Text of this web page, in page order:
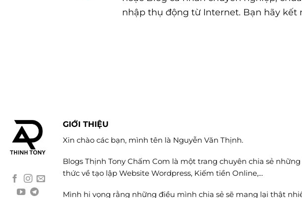
nhập thụ động từ Internet. Bạn hãy kết
GIỚI THIỆU
Xin chào các bạn, mình tên là Nguyễn Văn Thịnh.
Blogs Thịnh Tony Chấm Com là một trang chuyên chia sẻ
thức về tạo lập Website Wordpress, Kiếm tiền Online,...
Mình hi vọng rằng những điều mình chia sẻ sẽ mang lại thật